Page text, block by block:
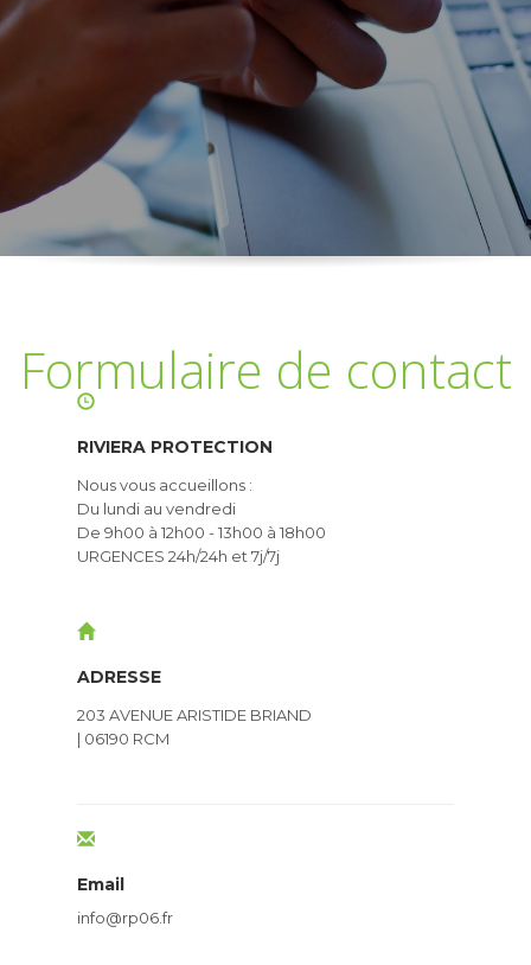
Tél: 04 93 84 47 23
Formulaire de contact
RIVIERA PROTECTION
Nous vous accueillons :
Du lundi au vendredi
De 9h00 à 12h00 - 13h00 à 18h00
URGENCES 24h/24h et 7j/7j
ADRESSE
203 AVENUE ARISTIDE BRIAND
| 06190 RCM
Email
info@rp06.fr